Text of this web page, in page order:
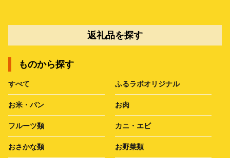
返礼品を探す
ものから探す
すべて ふるラボオリジナル
お米・パン お肉
フルーツ類 カニ・エビ
おさかな類 お野菜類